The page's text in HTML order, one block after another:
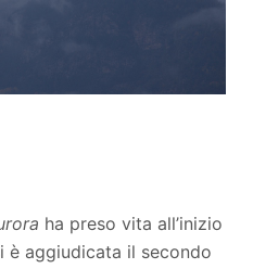
ha preso vita all’inizio
è aggiudicata il secondo